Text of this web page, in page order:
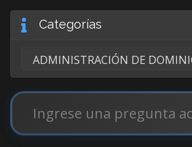
Categorías